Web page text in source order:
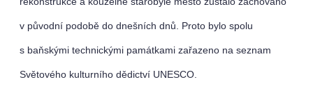
v původní podobě do dnešních dnů. Proto bylo spolu
s baňskými technickými památkami zařazeno na seznam
Světového kulturního dědictví UNESCO.